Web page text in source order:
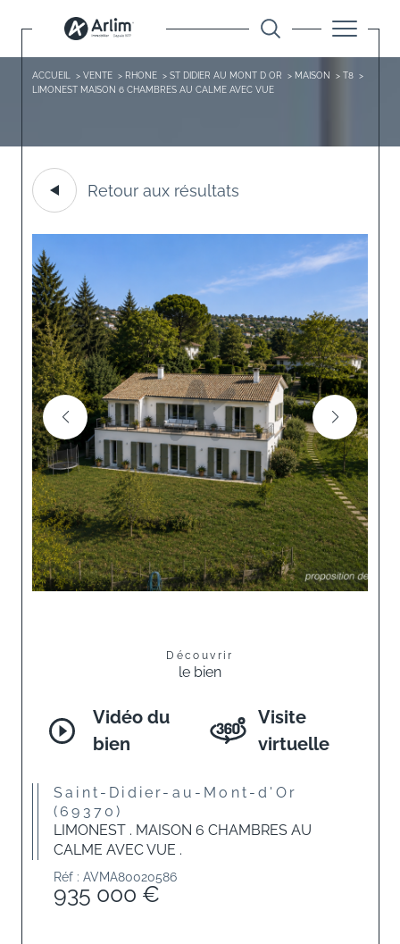
ACCUEIL VENTE RHONE ST DIDIER AU MONT D OR MAISON
T8
LIMONEST MAISON 6 CHAMBRES AU CALME AVEC VUE
Retour aux résultats
Découvrir
le bien
Vidéo du
bien
Visite
virtuelle
Saint-Didier-au-Mont-d'Or
(69370)
LIMONEST . MAISON 6 CHAMBRES AU
CALME AVEC VUE .
Réf : AVMA80020586
935 000 €